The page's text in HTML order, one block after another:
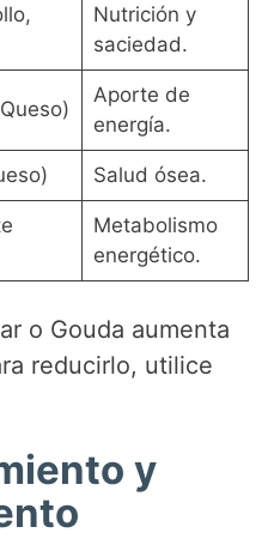
Nutrición y
saciedad.
Aporte de
energía.
Salud ósea.
Metabolismo
energético.
o Gouda aumenta
reducirlo, utilice
y